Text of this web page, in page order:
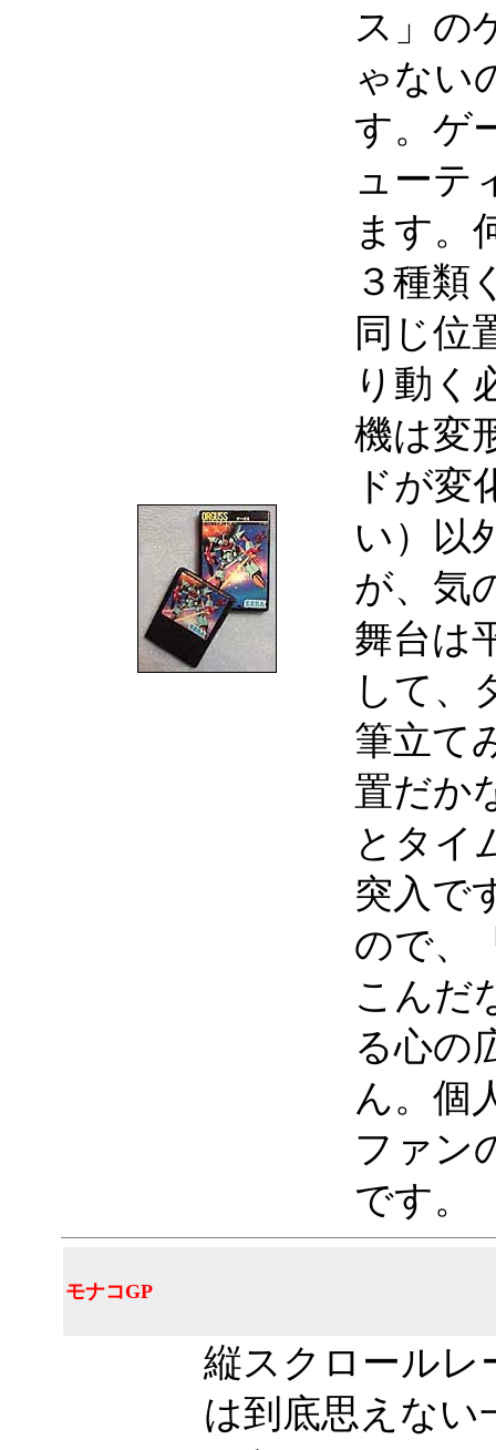
ス」の
ゃない
す。ゲ
ューテ
ます。
３種類
同じ位
り動く
機は変
ドが変
い）以
が、気
舞台は
して、
筆立て
置だか
とタイ
突入で
ので、
こんだ
る心の
ん。個
ファン
です。
モナコGP
縦スクロール
は到底思えない